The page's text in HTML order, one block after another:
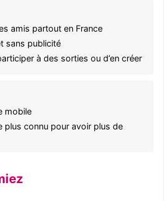
amis partout en France
sans publicité
à des sorties ou d’en créer
mobile
plus connu pour avoir plus de